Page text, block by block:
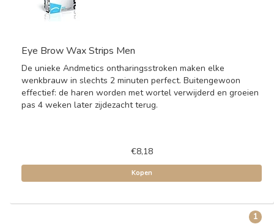
Eye Brow Wax Strips Men
De unieke Andmetics ontharingsstroken maken elke
wenkbrauw in slechts 2 minuten perfect. Buitengewoon
effectief: de haren worden met wortel verwijderd en groeien
pas 4 weken later zijdezacht terug.
€8,18
Kopen
1